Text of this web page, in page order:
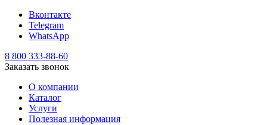
Вконтакте
Telegram
WhatsApp
8 800 333-88-60
Заказать звонок
О компании
Каталог
Услуги
Полезная информация